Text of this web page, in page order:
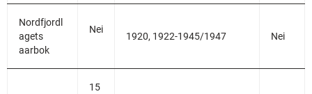
Nordfjordl
agets
aarbok
Nei
1920, 1922-1945/1947 Nei
15